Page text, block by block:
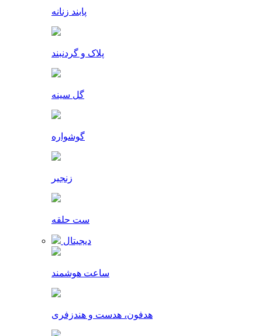
پابند زنانه
پلاک و گردنبند
گل سینه
گوشواره
زنجیر
ست حلقه
دیجیتال
ساعت هوشمند
هدفون، هدست و هندزفری